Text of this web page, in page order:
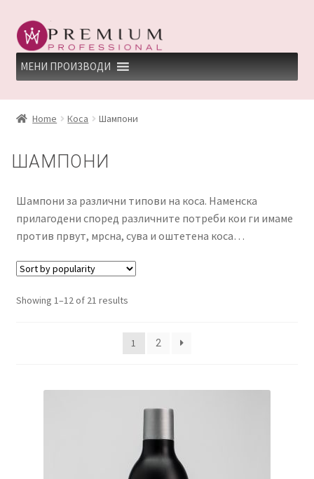
Skip
to
navigation
Skip
to
content
МЕНИ ПРОИЗВОДИ
HOME
ПОЛИТИКА И УСЛОВИ ЗА КОРИСТЕЊЕ
Home Коса Шампони
ШАМПОНИ
Шампони за различни типови на коса. Наменска
прилагодени според различните потреби кои ги имаме
против првут, мрсна, сува и оштетена коса…
Showing 1–12 of 21 results
1 2